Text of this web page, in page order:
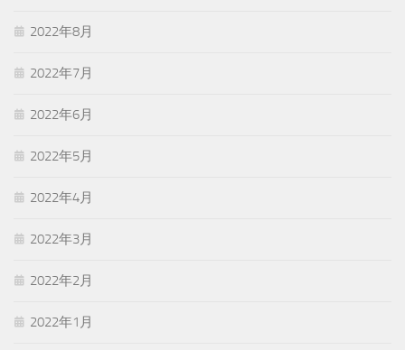
2022年8月
2022年7月
2022年6月
2022年5月
2022年4月
2022年3月
2022年2月
2022年1月